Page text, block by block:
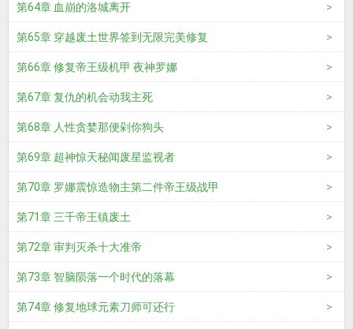
第64章 血崩的洛城离开
第65章 穿越废土世界签到无限完美修复
第66章 修复帝王级机甲 夜神罗娜
第67章 复仇的机会动我主死
第68章 人性贪婪那便剁你狗头
第69章 超神惊天秘闻废星监视者
第70章 罗娜震惊造物主第二件帝王级战甲
第71章 三千帝王镇废土
第72章 审判灭杀十大准帝
第73章 智脑陨落一个时代的落幕
第74章 修复地球元素刀师可还行